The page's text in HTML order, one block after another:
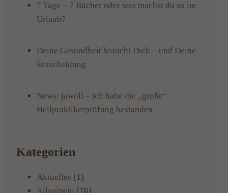
7 Tage – 7 Bücher oder was machst du so im
Urlaub?
Deine Gesundheit braucht Dich – und Deine
Entscheidung
News: jawoll – ich habe die „große“
Heilpraktikerprüfung bestanden
Kategorien
Aktuelles (1)
Allgemein (76)